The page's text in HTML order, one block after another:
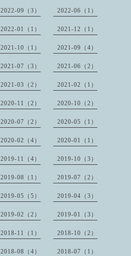
2022-09（3） 2022-06（1）
2022-01（1） 2021-12（1）
2021-10（1） 2021-09（4）
2021-07（3） 2021-06（2）
2021-03（2） 2021-02（1）
2020-11（2） 2020-10（2）
2020-07（2） 2020-05（1）
2020-02（4） 2020-01（1）
2019-11（4） 2019-10（3）
2019-08（1） 2019-07（2）
2019-05（5） 2019-04（3）
2019-02（2） 2019-01（3）
2018-11（1） 2018-10（2）
2018-08（4） 2018-07（1）